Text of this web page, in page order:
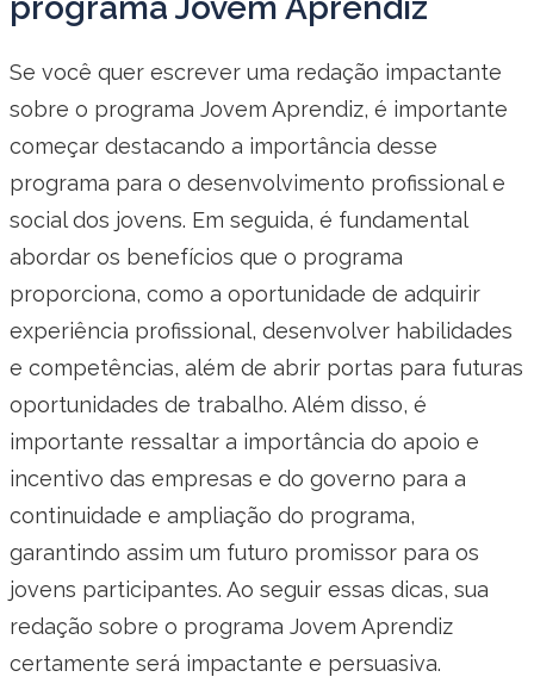
programa Jovem Aprendiz
Se você quer escrever uma redação impactante
sobre o programa Jovem Aprendiz, é importante
começar destacando a importância desse
programa para o desenvolvimento profissional e
social dos jovens. Em seguida, é fundamental
abordar os benefícios que o programa
proporciona, como a oportunidade de adquirir
experiência profissional, desenvolver habilidades
e competências, além de abrir portas para futuras
oportunidades de trabalho. Além disso, é
importante ressaltar a importância do apoio e
incentivo das empresas e do governo para a
continuidade e ampliação do programa,
garantindo assim um futuro promissor para os
jovens participantes. Ao seguir essas dicas, sua
redação sobre o programa Jovem Aprendiz
certamente será impactante e persuasiva.